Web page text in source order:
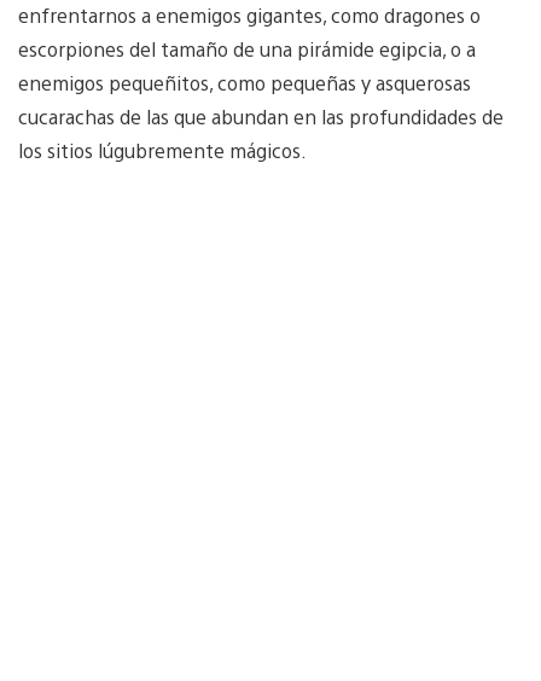
enfrentarnos a enemigos gigantes, como dragones o
escorpiones del tamaño de una pirámide egipcia, o a
enemigos pequeñitos, como pequeñas y asquerosas
cucarachas de las que abundan en las profundidades de
los sitios lúgubremente mágicos.